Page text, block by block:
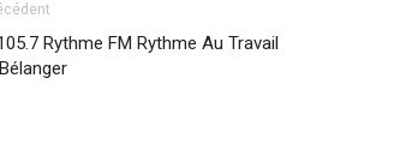
Rythme FM Rythme Au Travail